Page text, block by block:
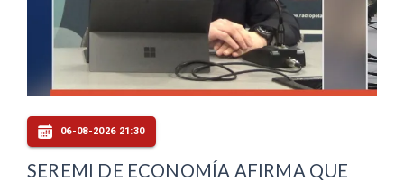
06-08-2026 21:30
SEREMI DE ECONOMÍA AFIRMA QUE